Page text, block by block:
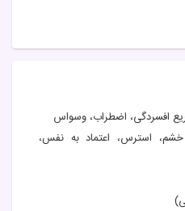
افسردگی، اضطراب، وسواس
استرس، اعتماد به نفس،